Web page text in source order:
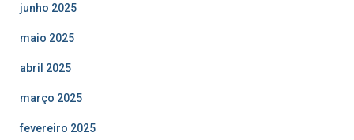
junho 2025
maio 2025
abril 2025
março 2025
fevereiro 2025